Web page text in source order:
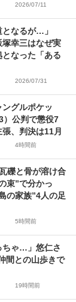
2026/07/11
となるが…」
塚幸三はなぜ実
なった「ある
2026/07/31
グルポケッ
）公判で懲役7
、判決は11月
4時間前
礫と骨が溶け合
束”で分かっ
の家族”4人の足
5時間前
ちゃ…」悠仁さ
間との山歩きで
19時間前